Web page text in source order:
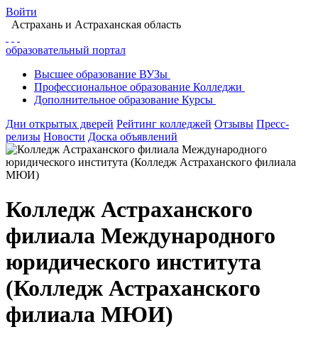
Войти
Астрахань и Астраханская область
образовательный портал
Высшее образование ВУЗы
Профессиональное образование Колледжи
Дополнительное образование Курсы
Дни открытых дверей Рейтинг колледжей Отзывы Пресс-
релизы Новости Доска объявлений
Колледж Астраханского
филиала Международного
юридического института
(Колледж Астраханского
филиала МЮИ)